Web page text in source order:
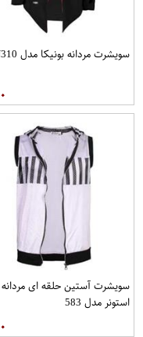
سویشرت مردانه بونیکا مدل FN310
۰
سویشرت آستین حلقه ای مردانه
استونر مدل 583
۰